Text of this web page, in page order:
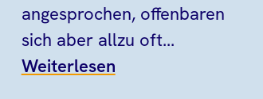
angesprochen, offenbaren
sich aber allzu oft...
Weiterlesen